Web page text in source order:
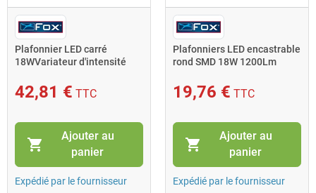
Plafonnier LED carré
18WVariateur d'intensité
Fox
42,81 € TTC
shopping_cart
Ajouter au
panier
Expédié par le fournisseur
Plafonniers LED encastrable
rond SMD 18W 1200Lm
19,76 € TTC
shopping_cart
Ajouter au
panier
Expédié par le fournisseur